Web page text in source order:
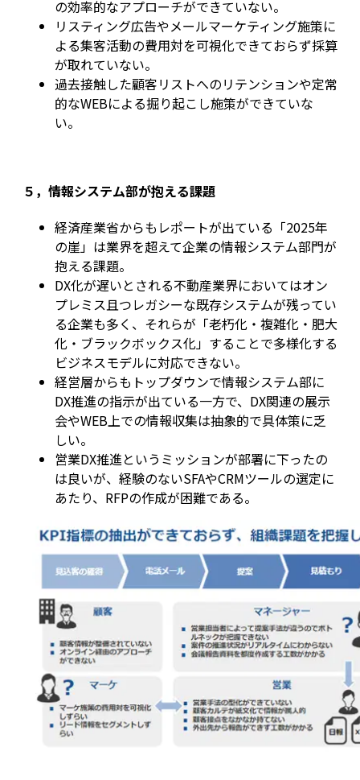
の効率的なアプローチができていない。
リスティング広告やメールマーケティング施策に
よる集客活動の費用対を可視化できておらず採算
が取れていない。
過去接触した顧客リストへのリテンションや定常
的なWEBによる掘り起こし施策ができていな
い。
５，情報システム部が抱える課題
経済産業省からもレポートが出ている「2025年
の崖」は業界を超えて企業の情報システム部門が
抱える課題。
DX化が遅いとされる不動産業界においてはオン
プレミス且つレガシーな既存システムが残ってい
る企業も多く、それらが「老朽化・複雑化・肥大
化・ブラックボックス化」することで多様化する
ビジネスモデルに対応できない。
経営層からもトップダウンで情報システム部に
DX推進の指示が出ている一方で、DX関連の展示
会やWEB上での情報収集は抽象的で具体策に乏
しい。
営業DX推進というミッションが部署に下ったの
は良いが、経験のないSFAやCRMツールの選定に
あたり、RFPの作成が困難である。